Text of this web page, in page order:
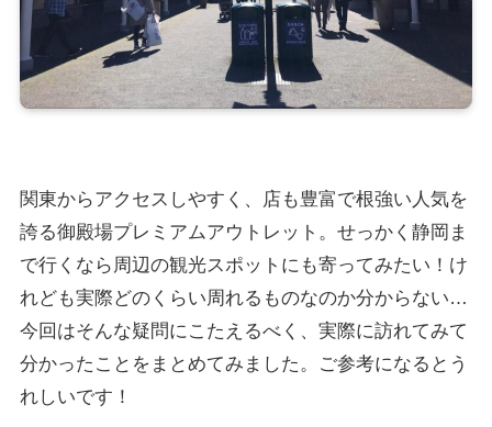
関東からアクセスしやすく、店も豊富で根強い人気を
誇る御殿場プレミアムアウトレット。せっかく静岡ま
で行くなら周辺の観光スポットにも寄ってみたい！け
れども実際どのくらい周れるものなのか分からない…
今回はそんな疑問にこたえるべく、実際に訪れてみて
分かったことをまとめてみました。ご参考になるとう
れしいです！